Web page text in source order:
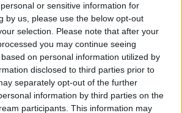
or sensitive information for
by us, please use the below opt-out
selection. Please note that after your
you may continue seeing
on personal information utilized by
disclosed to third parties prior to
separately opt-out of the further
information by third parties on the
participants. This information may
DISTURBI CONTROLLI
in caso di